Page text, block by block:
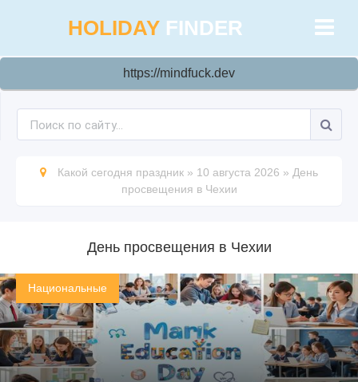
HOLIDAY FINDER
https://mindfuck.dev
Какой сегодня праздник » 10 августа 2026 » День
просвещения в Чехии
День просвещения в Чехии
Национальные